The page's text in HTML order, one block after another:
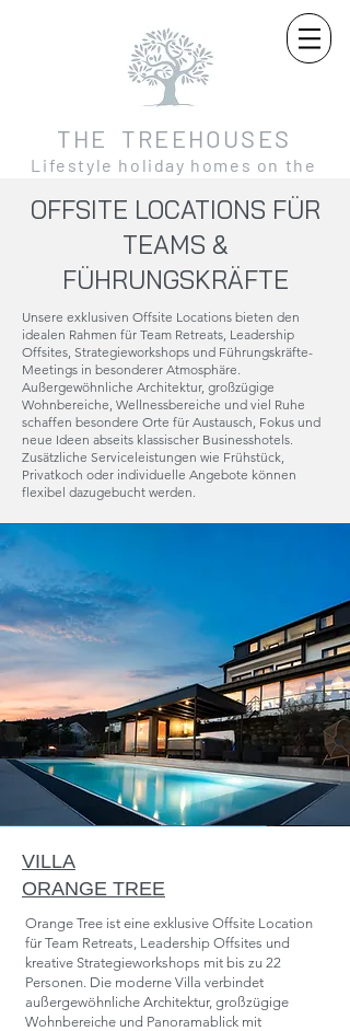
THE TREEHOUSES
Lifestyle holiday homes on the
OFFSITE LOCATIONS FÜR
TEAMS &
FÜHRUNGSKRÄFTE
Unsere exklusiven Offsite Locations bieten den
idealen Rahmen für Team Retreats, Leadership
Offsites, Strategieworkshops und Führungskräfte-
Meetings in besonderer Atmosphäre.
Außergewöhnliche Architektur, großzügige
Wohnbereiche, Wellnessbereiche und viel Ruhe
schaffen besondere Orte für Austausch, Fokus und
neue Ideen abseits klassischer Businesshotels.
Zusätzliche Serviceleistungen wie Frühstück,
Privatkoch oder individuelle Angebote können
flexibel dazugebucht werden.
VILLA
ORANGE TREE
Orange Tree ist eine exklusive Offsite Location
für Team Retreats, Leadership Offsites und
kreative Strategieworkshops mit bis zu 22
Personen. Die moderne Villa verbindet
außergewöhnliche Architektur, großzügige
Wohnbereiche und Panoramablick mit